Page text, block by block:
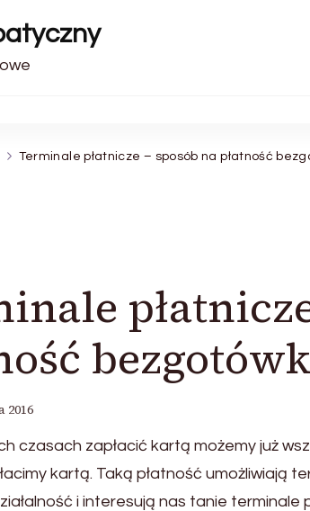
Terminale płatnicze – sposób na płatność
2016
czasach zapłacić kartą możemy już
kartą. Taką płatność umożliwiają
i interesują nas tanie terminale